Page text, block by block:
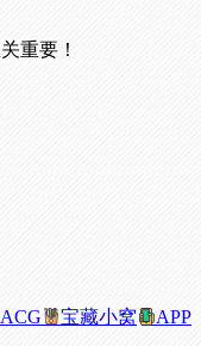
重要！
ACG 宝藏小窝
APP